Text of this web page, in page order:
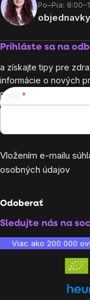
Po–Pia:
Prihláste sa na
a získajte tipy pre
informácie o nových
Email
Vložením e-mailu
osobných údajov
Odoberať
Sledujte nás na
Viac ako 200 000